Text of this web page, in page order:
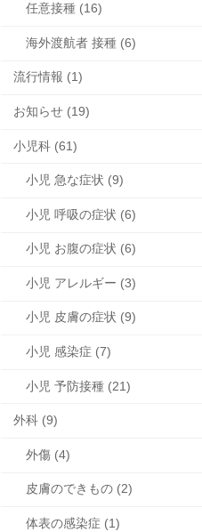
任意接種 (16)
海外渡航者 接種 (6)
流行情報 (1)
お知らせ (19)
小児科 (61)
小児 急な症状 (9)
小児 呼吸の症状 (6)
小児 お腹の症状 (6)
小児 アレルギー (3)
小児 皮膚の症状 (9)
小児 感染症 (7)
小児 予防接種 (21)
外科 (9)
外傷 (4)
皮膚のできもの (2)
体表の感染症 (1)